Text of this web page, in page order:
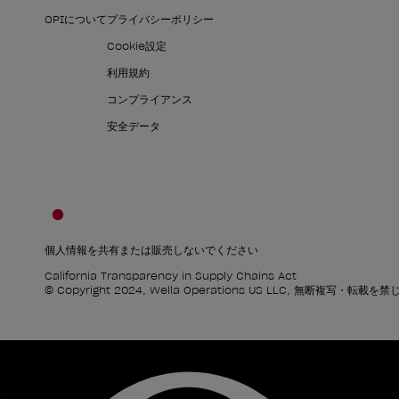
OPIについてプライバシーポリシー
Cookie設定
利用規約
コンプライアンス
安全データ
個人情報を共有または販売しないでください
California Transparency in Supply Chains Act
© Copyright 2024, Wella Operations US LLC, 無断複写・転載を禁じ